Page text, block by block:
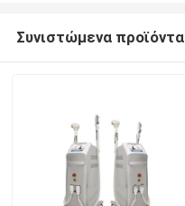
Συνιστώμενα προϊόντα